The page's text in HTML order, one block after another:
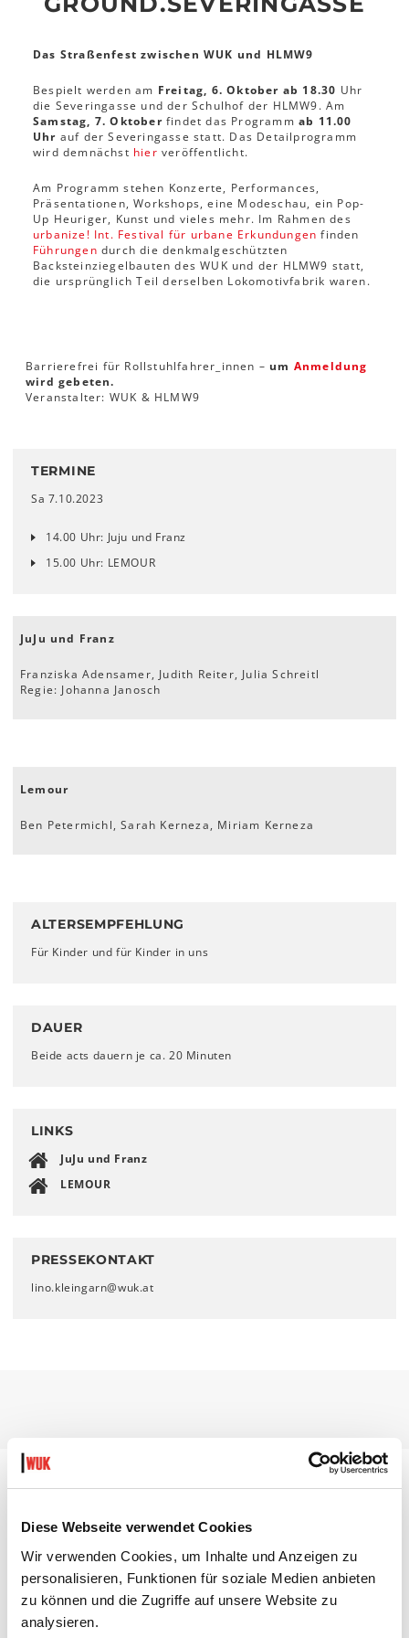
Diese Webseite verwendet Cookies
Wir verwenden Cookies, um Inhalte und Anzeigen zu
personalisieren, Funktionen für soziale Medien anbieten
zu können und die Zugriffe auf unsere Website zu
analysieren.
Das Straßenfest zwischen WUK und HLMW9
Bespielt werden am Freitag, 6. Oktober ab 18.30 Uhr
die Severingasse und der Schulhof der HLMW9. Am
Samstag, 7. Oktoberfindet das Programmab 11.00
Uhr auf der Severingasse statt. Das Detailprogramm
wird demnächst hier veröffentlicht.
Am Programm stehen Konzerte, Performances,
Präsentationen, Workshops, eine Modeschau, ein Pop-
Up Heuriger, Kunst und vieles mehr. Im Rahmen des
urbanize! Int. Festival für urbane Erkundungen finden
Führungen durch die denkmalgeschützten
Backsteinziegelbauten des WUK und der HLMW9 statt,
die ursprünglich Teil derselben Lokomotivfabrik waren.
Barrierefrei für Rollstuhlfahrer_innen – um Anmeldung
wird gebeten.
Veranstalter: WUK & HLMW9
TERMINE
Sa 7.10.2023
14.00 Uhr: Juju und Franz
15.00 Uhr: LEMOUR
JuJu und Franz
Franziska Adensamer, Judith Reiter, Julia Schreitl
Regie: Johanna Janosch
Lemour
Ben Petermichl, Sarah Kerneza, Miriam Kerneza
ALTERSEMPFEHLUNG
Für Kinder und für Kinder in uns
DAUER
Beide acts dauern je ca. 20 Minuten
LINKS
JuJu und Franz
LEMOUR
PRESSEKONTAKT
lino.kleingarn@wuk.at
DIESE VERANSTALTUNGEN KÖNNTEN